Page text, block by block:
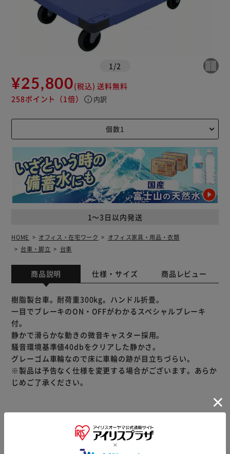
1 /2
¥25,800(税込) 送料無料
258ポイント （1倍） info 内訳
1～3日以内発送
HOME オフィス・在宅ワーク
オフィス家具・用品・衣類
台車・脚立
台車
商品説明 仕様・サイズ 商品レビュー
樹脂製台車。耐荷重300kg。ハンドル折畳。
一目でブレーキのON・OFFがわかるスペシャルブレーキ
付。
静かで滑らかな動きの微音キャスター採用。
騒音環境基準値40dbをクリアした静かさ。
グレーゴム車輪なので床に車輪の跡が目立ちづらい。
※製品は予告なく仕様を変更する場合がございます。あらか
じめご了承ください。
※当商品はお取り寄せ品の為、在庫の確認及び商品のお届け
までお時間を頂く場合がございます。
また、商品がメーカーにて完売となっていた場合、キャンセ